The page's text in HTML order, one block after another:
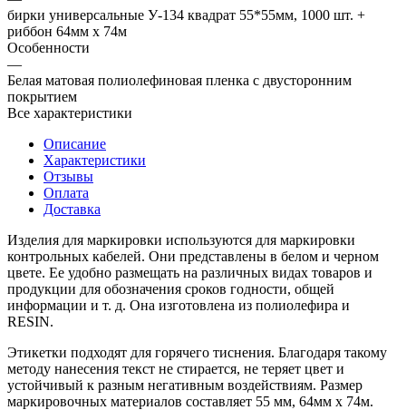
бирки универсальные У-134 квадрат 55*55мм, 1000 шт. +
риббон 64мм х 74м
Особенности
—
Белая матовая полиолефиновая пленка с двусторонним
покрытием
Все характеристики
Описание
Характеристики
Отзывы
Оплата
Доставка
Изделия для маркировки используются для маркировки
контрольных кабелей. Они представлены в белом и черном
цвете. Ее удобно размещать на различных видах товаров и
продукции для обозначения сроков годности, общей
информации и т. д. Она изготовлена из полиолефира и
RESIN.
Этикетки подходят для горячего тиснения. Благодаря такому
методу нанесения текст не стирается, не теряет цвет и
устойчивый к разным негативным воздействиям. Размер
маркировочных материалов составляет 55 мм, 64мм х 74м.